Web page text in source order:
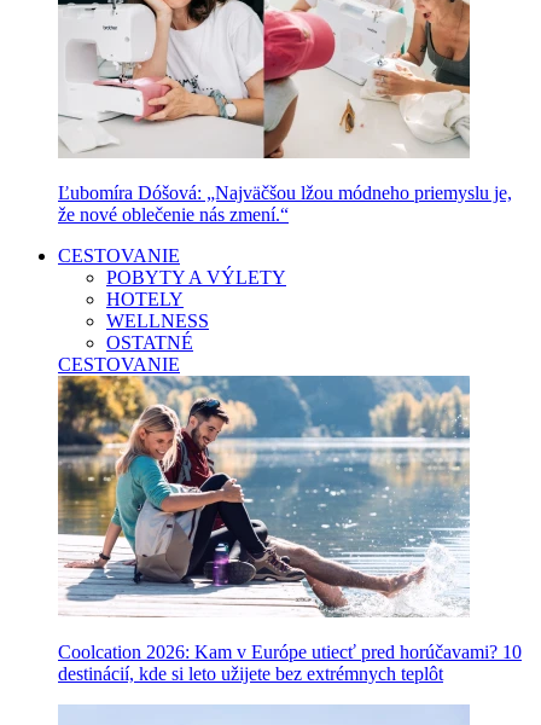
Ľubomíra Dóšová: „Najväčšou lžou módneho priemyslu je,
že nové oblečenie nás zmení.“
CESTOVANIE
POBYTY A VÝLETY
HOTELY
WELLNESS
OSTATNÉ
CESTOVANIE
Coolcation 2026: Kam v Európe utiecť pred horúčavami? 10
destinácií, kde si leto užijete bez extrémnych teplôt